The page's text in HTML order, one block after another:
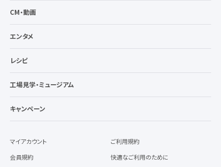
CM・動画
エンタメ
レシピ
工場見学・ミュージアム
キャンペーン
マイアカウント
会員規約
ご利用規約
快適なご利用のために